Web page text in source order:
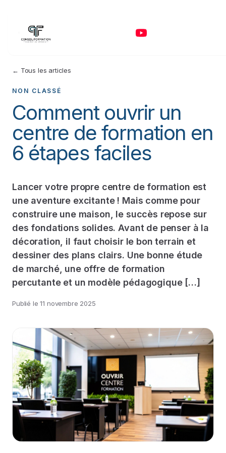
← Tous les articles
NON CLASSÉ
Comment ouvrir un
centre de formation en
6 étapes faciles
Lancer votre propre centre de formation est
une aventure excitante ! Mais comme pour
construire une maison, le succès repose sur
des fondations solides. Avant de penser à la
décoration, il faut choisir le bon terrain et
dessiner des plans clairs. Une bonne étude
de marché, une offre de formation
percutante et un modèle pédagogique […]
Publié le11 novembre 2025